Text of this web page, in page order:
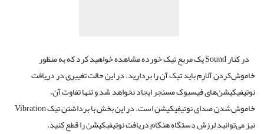
در کنار Sound یک مربع تیک خورده مشاهده خواهید کرد که به منظور
خاموش‌کردن آلارم باید تیک آن را بردارید. در این حالت تغییری در دریافت
نوتیفیکیشن‌های فیسبوک مسنجر ایجاد نخواهد شد و تنها تفاوت آن،
خاموش‌شدن صدای نوتیفیکیشن است. در این بخش با برداشتن تیک Vibration
نیز می‌توانید لرزش دستگاه هنگام دریافت نوتیفیکیشن را قطع کنید.